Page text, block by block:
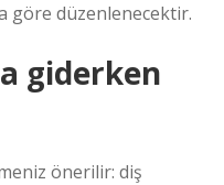
göre düzenlenecektir.
giderken
önerilir: diş